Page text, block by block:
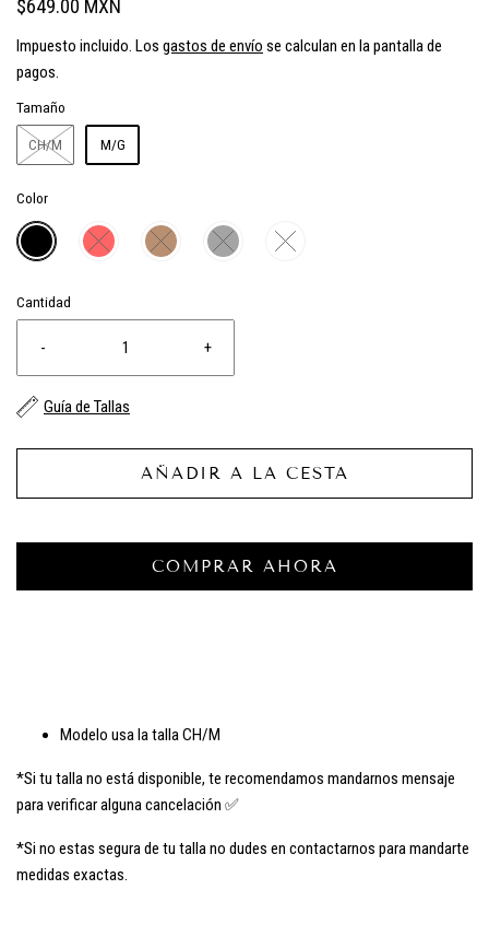
$649.00 MXN
Impuesto incluido. Los gastos de envío se calculan en la pantalla de
pagos.
Tamaño
CH/M M/G
Color
Cantidad
- +
Guía de Tallas
AÑADIR A LA CESTA
COMPRAR AHORA
Modelo usa la talla CH/M
*Si tu talla no está disponible, te recomendamos mandarnos mensaje
para verificar alguna cancelación ✅
*Si no estas segura de tu talla no dudes en contactarnos para mandarte
medidas exactas.